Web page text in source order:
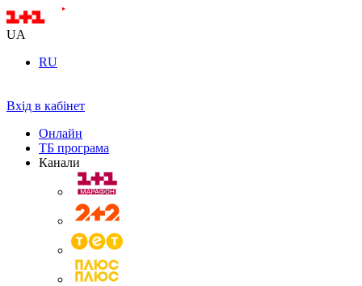
UA
RU
Вхід в кабінет
Онлайн
ТБ програма
Канали